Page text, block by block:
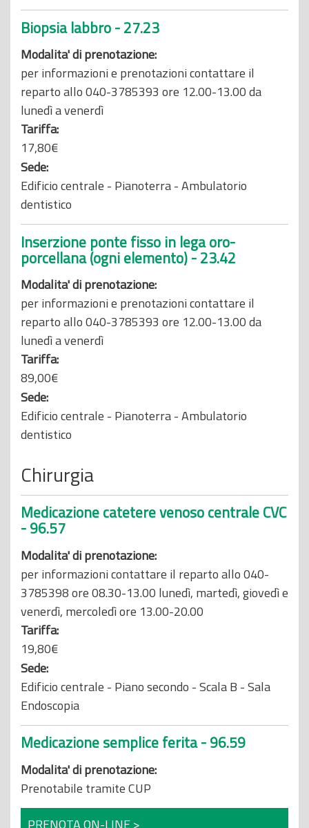
Biopsia labbro - 27.23
Modalita' di prenotazione:
per informazioni e prenotazioni contattare il
reparto allo 040-3785393 ore 12.00-13.00 da
lunedì a venerdì
Tariffa:
17,80€
Sede:
Edificio centrale - Pianoterra - Ambulatorio
dentistico
Inserzione ponte fisso in lega oro-
porcellana (ogni elemento) - 23.42
Modalita' di prenotazione:
per informazioni e prenotazioni contattare il
reparto allo 040-3785393 ore 12.00-13.00 da
lunedì a venerdì
Tariffa:
89,00€
Sede:
Edificio centrale - Pianoterra - Ambulatorio
dentistico
Chirurgia
Medicazione catetere venoso centrale CVC
- 96.57
Modalita' di prenotazione:
per informazioni contattare il reparto allo 040-
3785398 ore 08.30-13.00 lunedì, martedì, giovedì e
venerdì, mercoledì ore 13.00-20.00
Tariffa:
19,80€
Sede:
Edificio centrale - Piano secondo - Scala B - Sala
Endoscopia
Medicazione semplice ferita - 96.59
Modalita' di prenotazione:
Prenotabile tramite CUP
PRENOTA ON-LINE >